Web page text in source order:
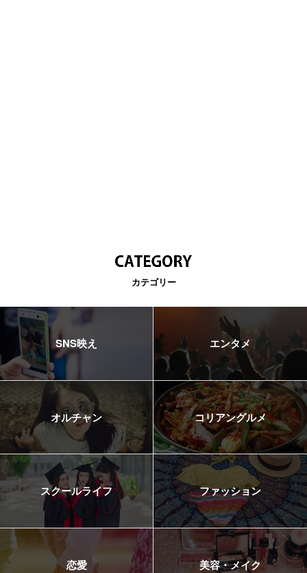
カテゴリー
SNS映え エンタメ
オルチャン コリアングルメ
スクールライフ ファッション
恋愛 美容・メイク